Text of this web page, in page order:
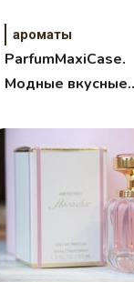
ароматы
ParfumMaxiCase.
Модные вкусные